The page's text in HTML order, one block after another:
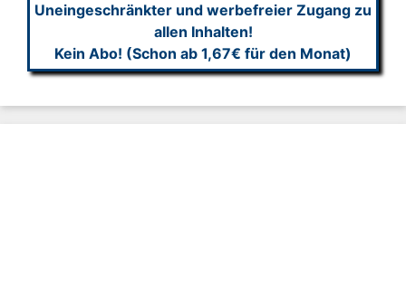
Uneingeschränkter und werbefreier Zugang zu
allen Inhalten!
Kein Abo! (Schon ab 1,67€ für den Monat)